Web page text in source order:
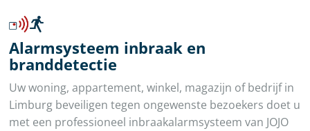
Alarmsysteem inbraak en
branddetectie
Uw woning, appartement, winkel, magazijn of bedrijf in
Limburg beveiligen tegen ongewenste bezoekers doet u
met een professioneel inbraakalarmsysteem van JOJO